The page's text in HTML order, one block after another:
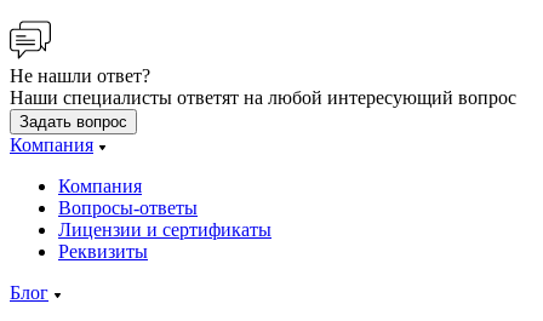
Не нашли ответ?
Наши специалисты ответят на любой интересующий вопрос
Задать вопрос
Компания
Компания
Вопросы-ответы
Лицензии и сертификаты
Реквизиты
Блог